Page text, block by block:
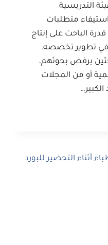
التدريسية
استيفاء متطلبات
الباحث على إنتاج
تطوير تخصصه.
برفض بحوثهم،
أو من المجلات